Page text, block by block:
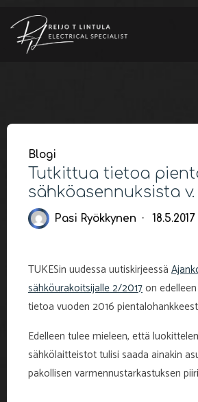
content
Blogi
Tutkittua tietoa
sähköasennuksista v.
Pasi Ryökkynen 18.5.2017
TUKESin uudessa uutiskirjeessä
sähköurakoitsijalle 2/2017on
tietoa vuoden 2016
Edelleen tulee mieleen, että
sähkölaitteistot tulisi saada ainakin
pakollisen varmennustarkastuksen